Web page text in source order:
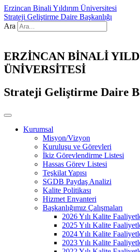
Erzincan Binali Yıldırım Üniversitesi
Strateji Geliştirme Daire Başkanlığı
Ara
ERZİNCAN BİNALİ
ÜNİVERSİTESİ
Strateji Geliştirme Daire
Kurumsal
Misyon/Vizyon
Kuruluşu ve Görevleri
İkiz Görevlendirme Listesi
Hassas Görev Listesi
Teşkilat Yapısı
SGDB Paydaş Analizi
Kalite Politikası
Hizmet Envanteri
Başkanlığımız Çalışmaları
2026 Yılı Kalite
2025 Yılı Kalite
2024 Yılı Kalite
2023 Yılı Kalite